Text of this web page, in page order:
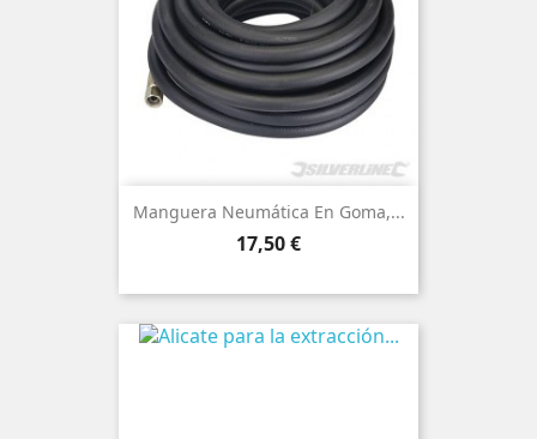
Manguera Neumática En Goma,...
Precio
17,50 €